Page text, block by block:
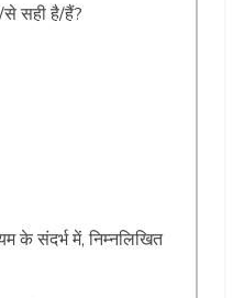
सही है/हैं?
के संदर्भ में, निम्नलिखित